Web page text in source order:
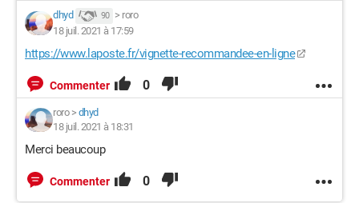
dhyd 90 > roro
18 juil. 2021 à 17:59
https://www.laposte.fr/vignette-recommandee-en-ligne
Commenter 0
roro> dhyd
18 juil. 2021 à 18:31
Merci beaucoup
Commenter 0